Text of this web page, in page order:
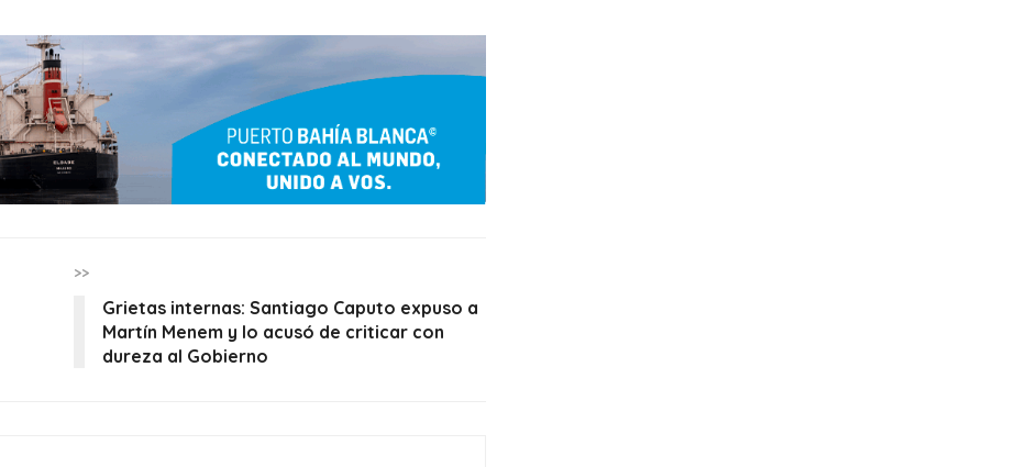
>>
Grietas internas: Santiago Caputo expuso a
Martín Menem y lo acusó de criticar con
dureza al Gobierno